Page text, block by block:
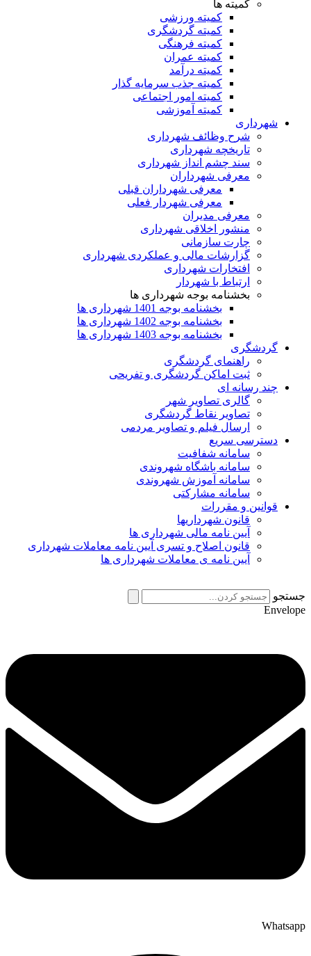
کمیته ها
کمیته ورزشی
کمیته گردشگری
کمیته فرهنگی
کمیته عمران
کمیته درآمد
کمیته جذب سرمایه گذار
کمیته امور اجتماعی
کمیته آموزشی
شهرداری
شرح وظائف شهرداری
تاریخچه شهرداری
سند چشم انداز شهرداری
معرفی شهرداران
معرفی شهرداران قبلی
معرفی شهردار فعلی
معرفی مدیران
منشور اخلاقی شهرداری
چارت سازمانی
گزارشات مالی و عملکردی شهرداری
افتخارات شهرداری
ارتباط با شهردار
بخشنامه بوجه شهرداری ها
بخشنامه بوجه 1401 شهرداری ها
بخشنامه بوجه 1402 شهرداری ها
بخشنامه بوجه 1403 شهرداری ها
گردشگری
راهنمای گردشگری
ثبت اماکن گردشگری و تفریحی
چند رسانه ای
گالری تصاویر شهر
تصاویر نقاط گردشگری
ارسال فیلم و تصاویر مردمی
دسترسی سریع
سامانه شفافیت
سامانه باشگاه شهروندی
سامانه آموزش شهروندی
سامانه مشارکتی
قوانین و مقررات
قانون شهرداریها
آیین نامه مالی شهرداری ها
قانون اصلاح و تسری آیین نامه معاملات شهرداری
آیین نامه ی معاملات شهرداری ها
جستجو
Envelope
Whatsapp